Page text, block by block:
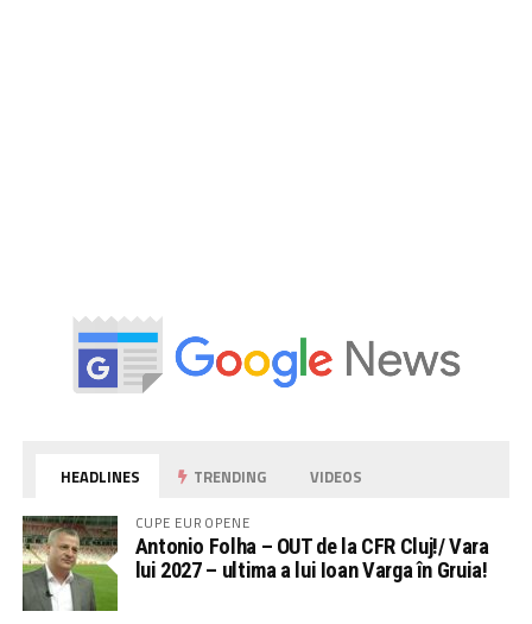
HEADLINES TRENDING VIDEOS
CUPE EUROPENE
Antonio Folha – OUT de la CFR Cluj!/ Vara
lui 2027 – ultima a lui Ioan Varga în Gruia!